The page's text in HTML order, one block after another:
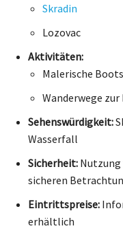
Skradin
Lozovac
Aktivitäten:
Malerische
Wanderwege
Sehenswürdigkeit:
Wasserfall
Sicherheit:
sicheren
Eintrittspreise:
erhältlich